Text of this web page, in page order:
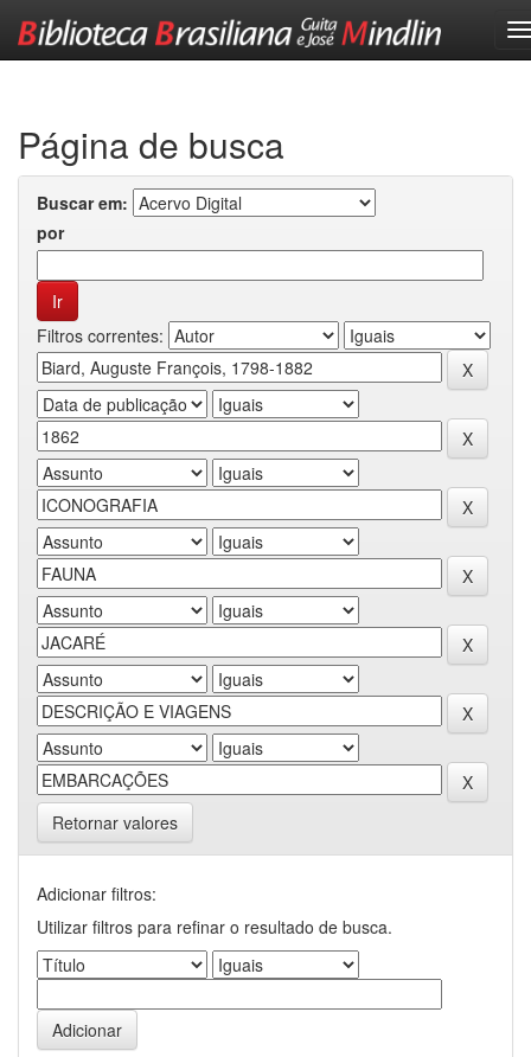
Página de busca
Buscar em:
por
Filtros correntes:
Retornar valores
Adicionar filtros:
Utilizar filtros para refinar o resultado de busca.